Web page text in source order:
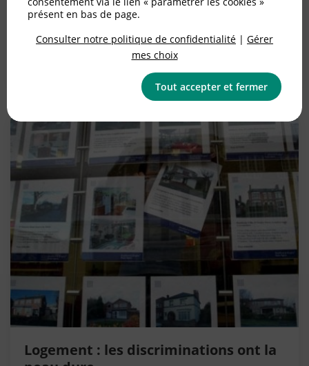
vous pouvez éviter bon nombre de litiges en
Logement : les discriminations ont la
présent en bas de page.
Consulter notre politique de confidentialité | Gérer
mes choix
Tout accepter et fermer